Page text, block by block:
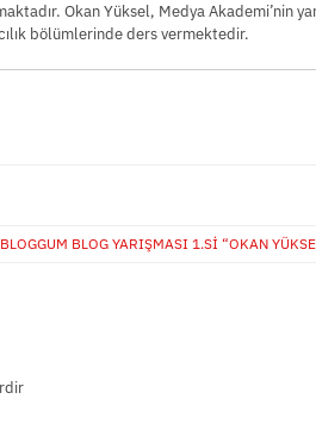
Okan Yüksel, Medya Akademi’nin
bölümlerinde ders vermektedir.
BLOGGUM BLOG YARIŞMASI 1.SI “OKAN